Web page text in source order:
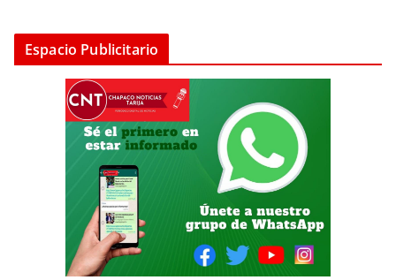
Espacio Publicitario